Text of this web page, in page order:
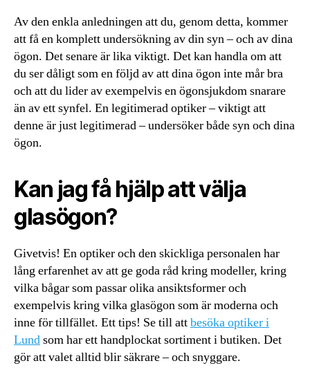
Av den enkla anledningen att du, genom detta, kommer
att få en komplett undersökning av din syn – och av dina
ögon. Det senare är lika viktigt. Det kan handla om att
du ser dåligt som en följd av att dina ögon inte mår bra
och att du lider av exempelvis en ögonsjukdom snarare
än av ett synfel. En legitimerad optiker – viktigt att
denne är just legitimerad – undersöker både syn och dina
ögon.
Kan jag få hjälp att välja
glasögon?
Givetvis! En optiker och den skickliga personalen har
lång erfarenhet av att ge goda råd kring modeller, kring
vilka bågar som passar olika ansiktsformer och
exempelvis kring vilka glasögon som är moderna och
inne för tillfället. Ett tips! Se till attbesöka optiker i
Lundsom har ett handplockat sortiment i butiken. Det
gör att valet alltid blir säkrare – och snyggare.